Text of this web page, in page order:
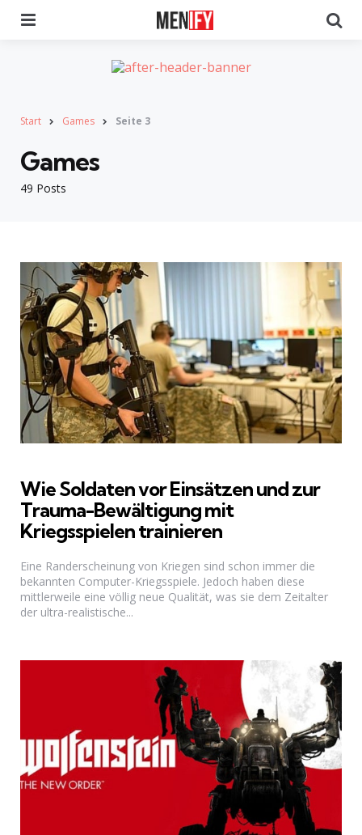
Start Games Seite 3
49 Posts
Games
Wie Soldaten vor Einsätzen und zur
Trauma-Bewältigung mit
Kriegsspielen trainieren
Eine Randerscheinung von Kriegen sind schon immer die
bekannten Computer-Kriegsspiele. Jedoch haben diese
mittlerweile eine völlig neue Qualität, was sie dem Zeitalter
der ultra-realistische...